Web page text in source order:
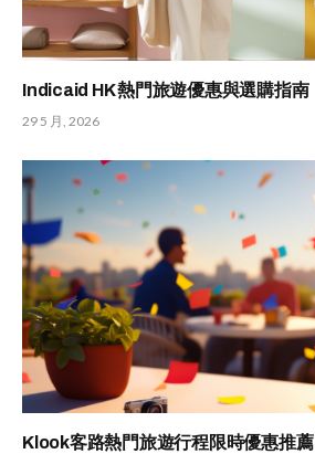
Indicaid HK 熱門旅遊優惠與選購指南
29 5 月, 2026
Klook客路熱門旅遊行程限時優惠推薦